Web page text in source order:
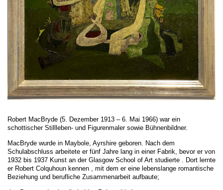
Robert MacBryde (5. Dezember 1913 – 6. Mai 1966) war ein
schottischer Stillleben- und Figurenmaler sowie Bühnenbildner.
MacBryde wurde in Maybole, Ayrshire geboren. Nach dem
Schulabschluss arbeitete er fünf Jahre lang in einer Fabrik, bevor er von
1932 bis 1937 Kunst an der Glasgow School of Art studierte . Dort lernte
er Robert Colquhoun kennen , mit dem er eine lebenslange romantische
Beziehung und berufliche Zusammenarbeit aufbaute;